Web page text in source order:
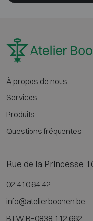
À propos de nous
Services
Produits
Questions fréquentes
Rue de la Princesse
02 410 64 42
info@atelierboonen.be
BTW BE0838 112 662